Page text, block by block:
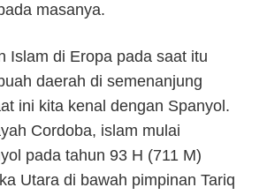
masanya.
Islam di Eropa pada saat itu
daerah di semenanjung
ini kita kenal dengan Spanyol.
Cordoba, islam mulai
pada tahun 93 H (711 M)
Utara di bawah pimpinan Tariq